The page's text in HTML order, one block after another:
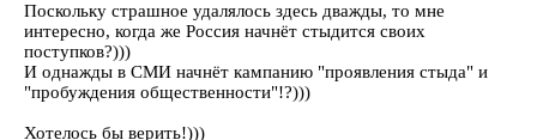
Поскольку страшное удалялось здесь дважды, то мне
интересно, когда же Россия начнёт стыдится своих
поступков?)))
И однажды в СМИ начнёт кампанию "проявления стыда" и
"пробуждения общественности"!?)))
Хотелось бы верить!)))